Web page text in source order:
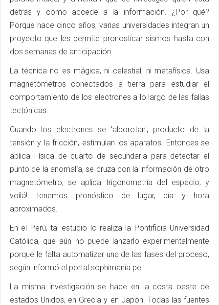
detrás y cómo accede a la información. ¿Por qué?
Porque hace cinco años, varias universidades integran un
proyecto que les permite pronosticar sismos hasta con
dos semanas de anticipación.
La técnica no es mágica, ni celestial, ni metafísica. Usa
magnetómetros conectados a tierra para estudiar el
comportamiento de los electrones a lo largo de las fallas
tectónicas.
Cuando los electrones se 'alborotan', producto de la
tensión y la fricción, estimulan los aparatos. Entonces se
aplica Física de cuarto de secundaria para detectar el
punto de la anomalía, se cruza con la información de otro
magnetómetro, se aplica trigonometría del espacio, y
voilá!: tenemos pronóstico de lugar, día y hora
aproximados.
En el Perú, tal estudio lo realiza la Pontificia Universidad
Católica, que aún no puede lanzarlo experimentalmente
porque le falta automatizar una de las fases del proceso,
según informó el portal sophimanía.pe.
La misma investigación se hace en la costa oeste de
estados Unidos, en Grecia y en Japón. Todas las fuentes